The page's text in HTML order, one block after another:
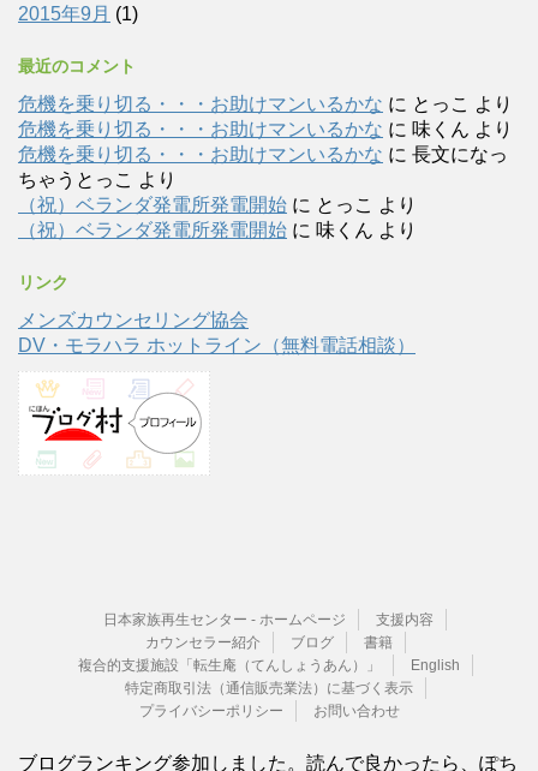
2015年9月 (1)
最近のコメント
危機を乗り切る・・・お助けマンいるかな に とっこ より
危機を乗り切る・・・お助けマンいるかな に 味くん より
危機を乗り切る・・・お助けマンいるかな に 長文になっ
ちゃうとっこ より
（祝）ベランダ発電所発電開始 に とっこ より
（祝）ベランダ発電所発電開始 に 味くん より
リンク
メンズカウンセリング協会
DV・モラハラ ホットライン（無料電話相談）
日本家族再生センター - ホームページ
支援内容
カウンセラー紹介
ブログ
書籍
複合的支援施設「転生庵（てんしょうあん）」
English
特定商取引法（通信販売業法）に基づく表示
プライバシーポリシー
お問い合わせ
ブログランキング参加しました。読んで良かったら、ぽち